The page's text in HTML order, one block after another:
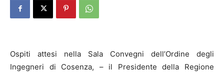
Ospiti attesi nella Sala Convegni dell’Ordine degli
Ingegneri di Cosenza, – il Presidente della Regione